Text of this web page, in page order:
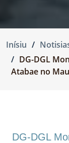
Inísiu
DG-DGL
Atabae no
DG-DGL